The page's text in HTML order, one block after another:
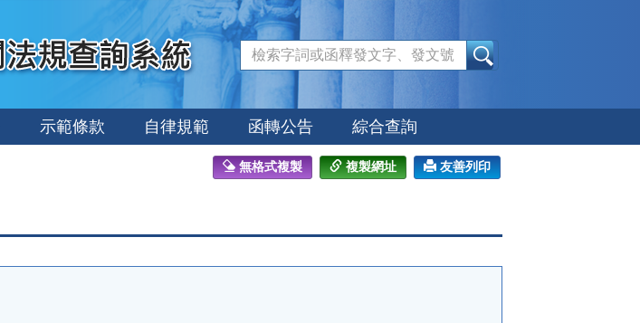
示範條款 自律規範 函轉公告 綜合查詢
無格式複製 複製網址 友善列印